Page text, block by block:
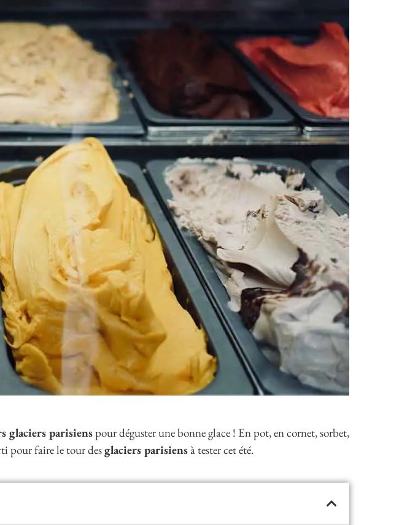
glaciers parisienspour déguster une bonne glace ! En pot, en cornet, sorbet,
pour faire le tour desglaciers parisiensà tester cet été.